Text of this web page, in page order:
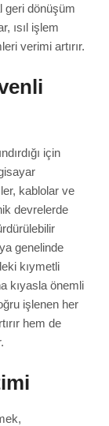
geri dönüşüm
ısıl işlem
verimi artırır.
için
kablolar ve
devrelerde
genelinde
kıymetli
kıyasla önemli
işlenen her
hem de